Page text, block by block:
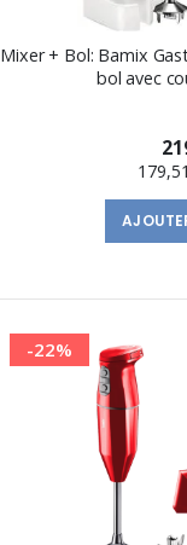
Mixer + Bol: Bamix
bol avec
-22%